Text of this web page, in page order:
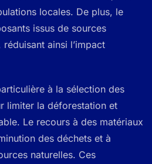
locales. De plus, le
issus de sources
ainsi l’impact
à la sélection des
limiter la déforestation et
Le recours à des matériaux
des déchets et à
naturelles. Ces